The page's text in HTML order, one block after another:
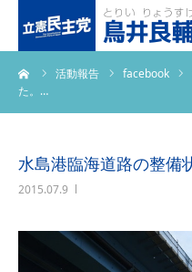
活動報告 facebook
た。…
水島港臨海道路の整備
2015.07.9
トップページ
プロフィール
事務所アクセス